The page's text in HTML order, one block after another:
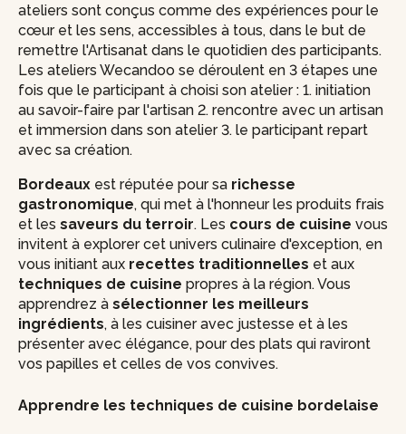
ateliers sont conçus comme des expériences pour le
cœur et les sens, accessibles à tous, dans le but de
remettre l'Artisanat dans le quotidien des participants.
Les ateliers Wecandoo se déroulent en 3 étapes une
fois que le participant à choisi son atelier : 1. initiation
au savoir-faire par l'artisan 2. rencontre avec un artisan
et immersion dans son atelier 3. le participant repart
avec sa création.
Bordeaux est réputée pour sa richesse
gastronomique, qui met à l'honneur les produits frais
et les saveurs du terroir. Les cours de cuisine vous
invitent à explorer cet univers culinaire d'exception, en
vous initiant aux recettes traditionnelles et aux
techniques de cuisine propres à la région. Vous
apprendrez à sélectionner les meilleurs
ingrédients, à les cuisiner avec justesse et à les
présenter avec élégance, pour des plats qui raviront
vos papilles et celles de vos convives.
Apprendre les techniques de cuisine bordelaise